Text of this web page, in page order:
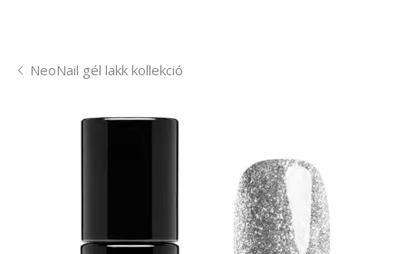
NeoNail gél lakk kollekció